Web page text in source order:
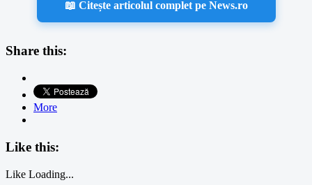
📖 Citește articolul complet pe News.ro
Share this:
More
Like this:
Like Loading...